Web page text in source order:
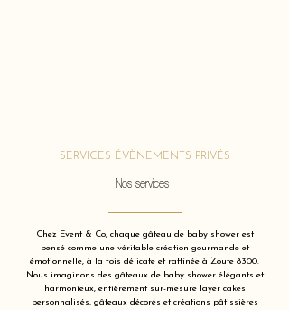
SERVICES ÉVÈNEMENTS PRIVÉS
Nos services
Chez Event & Co, chaque gâteau de baby shower est
pensé comme une véritable création gourmande et
émotionnelle, à la fois délicate et raffinée à Zoute 8300.
Nous imaginons des gâteaux de baby shower élégants et
harmonieux, entièrement sur-mesure layer cakes
personnalisés, gâteaux décorés et créations pâtissières